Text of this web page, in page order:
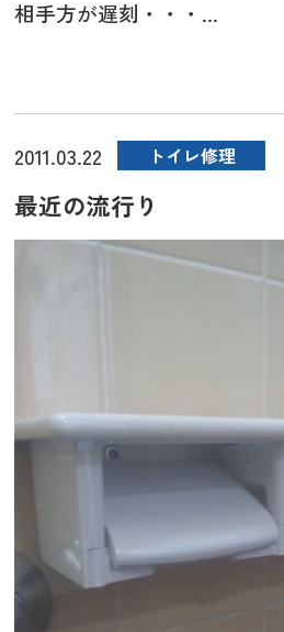
相手方が遅刻・・・...
2011.03.22 トイレ修理
最近の流行り